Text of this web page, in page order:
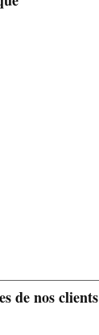
de nos clients